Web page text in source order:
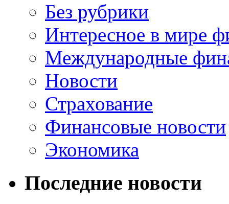
Без рубрики
Интересное в мире
Международные
Новости
Страхование
Финансовые новости
Экономика
Последние новости